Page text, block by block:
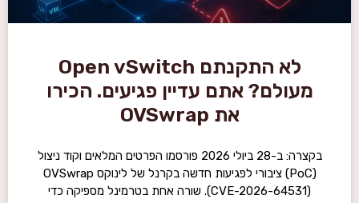
לא התקנתם Open vSwitch
מעולם? אתם עדיין פגיעים. הכירו
את OVSwrap
בקצרה: ב-28 ביולי 2026 פורסמו הפרטים המלאים וקוד ניצול
(PoC) ציבורי לפגיעות חדשה בקרנל של לינוקס OVSwrap
(CVE-2026-64531). שורה אחת בטרמינל מספיקה כדי